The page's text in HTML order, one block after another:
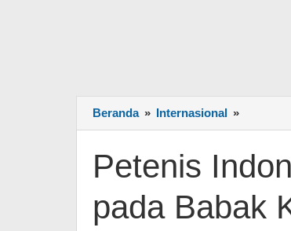
Beranda » Internasional »
Kandas
pada
Babak
Kedua
Petenis
pada Babak